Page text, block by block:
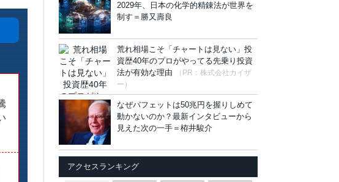
2029年、日本の化学的精錬法が世界を
制す＝勝又壽良
荒れ相場こそ「チャートは見ない」投
資歴40年のプロがやってる先乗り投資
法が有効な理由
（PR：株式会社カイザ
ー）
なぜバフェットは50兆円を握りしめて
動かないのか？最新インタビューから
見えた次の一手＝栫井駿介
アクセスランキング